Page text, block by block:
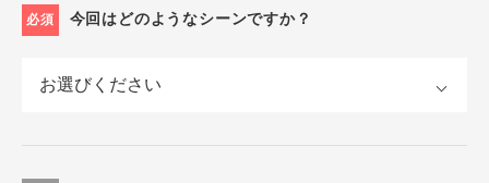
必須 今回はどのようなシーンですか？